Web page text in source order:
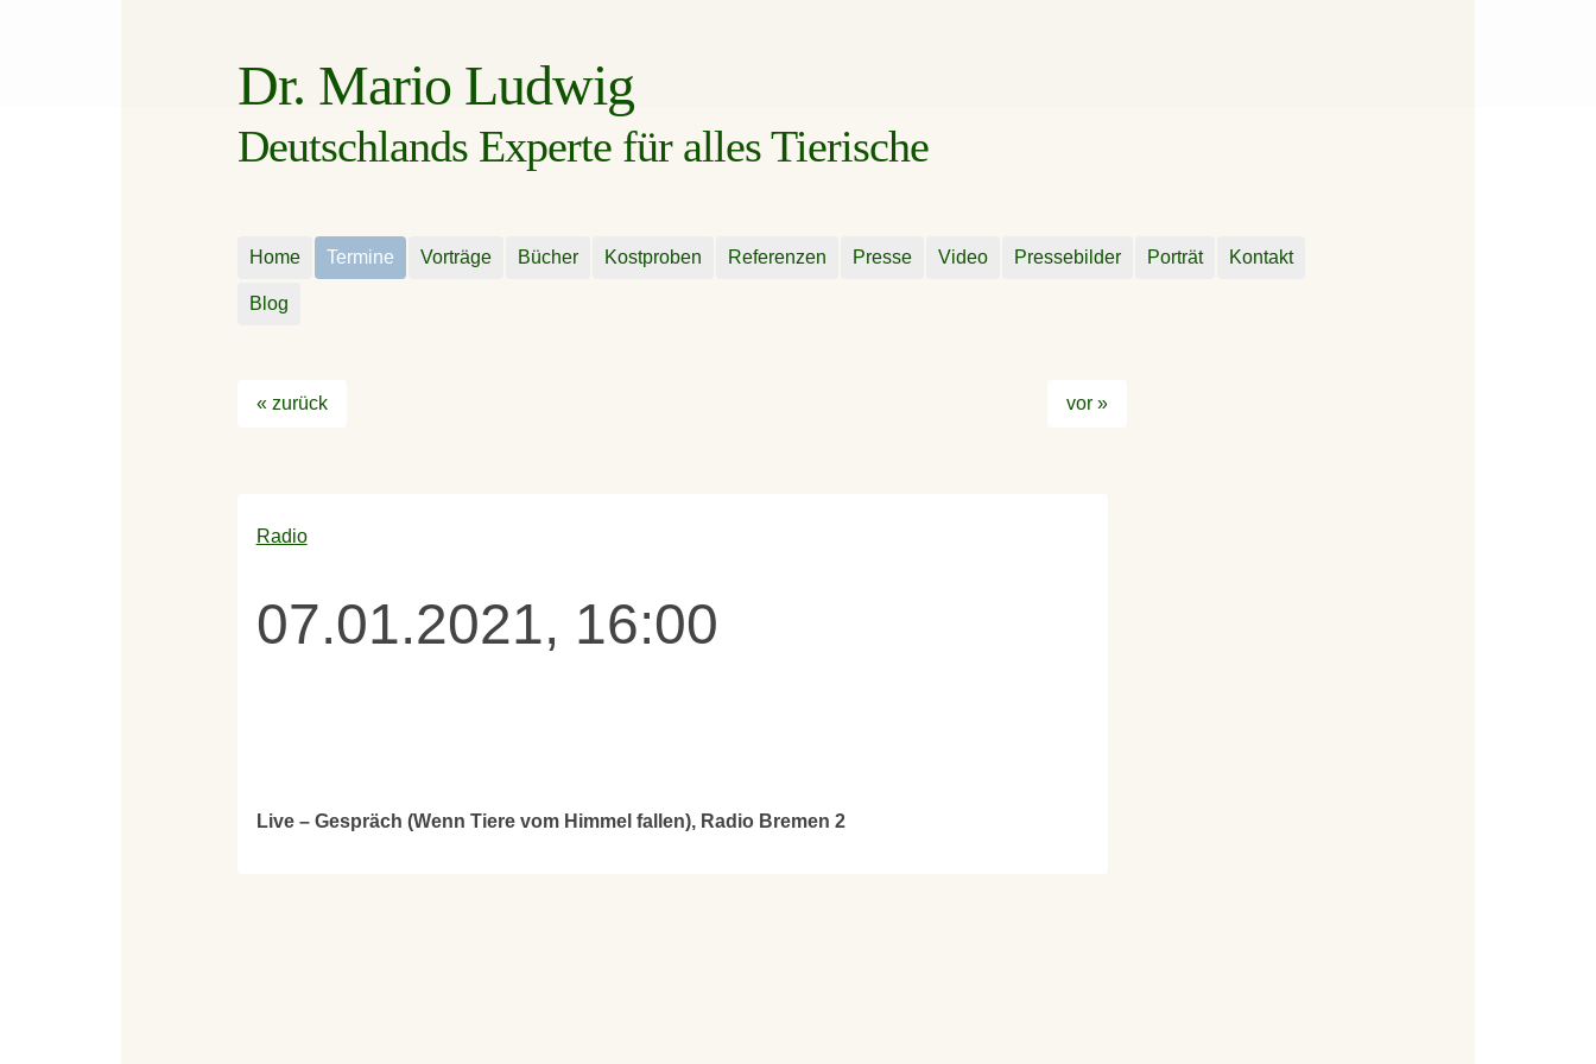
Dr. Mario Ludwig
Deutschlands Experte für alles Tierische
Home Termine Vorträge Bücher Kostproben Referenzen Presse Video Pressebilder Porträt Kontakt
Blog
« zurück vor »
Radio
07.01.2021, 16:00
Live – Gespräch (Wenn Tiere vom Himmel fallen), Radio Bremen 2